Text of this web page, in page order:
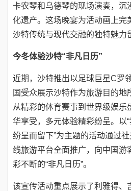
卡农琴和乌德琴的现场演奏，沉
化遗产。这场晚宴为活动画上完
沙特传统与现代交融的独特魅力
今冬体验沙特“非凡日历”
近期，沙特推出以足球巨星C罗
国受众展示沙特作为旅游目的地
从精彩的体育赛事到世界级娱乐
华享受，多元体验精彩纷呈。以
纷呈而留下”为主题的活动通过
线旅游平台全面推广，向中国游
彩不断的“非凡日历”。
该宣传活动重点展示了利雅得、